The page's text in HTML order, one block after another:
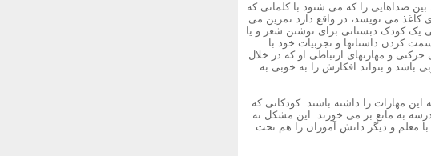
صداهایی را که می شنود با کلماتی که
می نویسد، در واقع دارد تمرین می
یک کودک دبستانی برای نوشتن شعر و یا
کردن داستانها و تجربیات خود با
و مهارتهای ارتباطی او که در خلال
باشد و بتواند افکارش را به خوبی به
مهارات را داشته باشند. کودکانی که
به مانع بر می خورند. این مشکل نه
معلم و دیگر دانش آموزان را هم تحت